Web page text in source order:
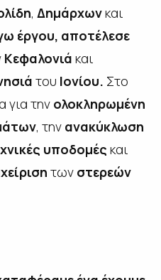
, Δημάρχωνκαι
έργου, αποτέλεσε
Κεφαλονιά και
του Ιονίου. Στο
για την ολοκληρωμένη
, την ανακύκλωση
υποδομές και
των στερεών